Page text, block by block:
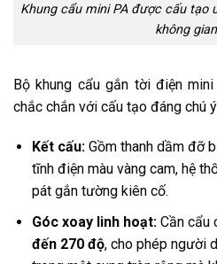
Khung cẩu mini PA được cấu tạo
không
Bộ khung cẩu gắn tời điện
chắc chắn với cấu tạo đáng chú
Kết cấu:Gồm thanh dầm đỡ
tĩnh điện màu vàng cam, hệ
pát gắn tường kiên cố.
Góc xoay linh hoạt:Cần cẩu
đến 270 độ, cho phép người